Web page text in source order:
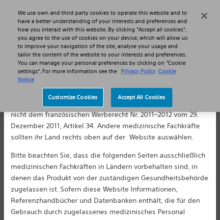
MENU
Haftungsausschluss
Für medizinische Fachkräfte in EUROPA ausgenommen in
Frankreich. Die folgenden Seiten sind für alle internationalen
medizinischen Fachkräfte bestimmt, entsprechen jedoch
nicht dem französischen Werberecht Nr. 2011–2012 vom 29.
Dezember 2011, Artikel 34. Andere medizinische Fachkräfte
sollten ihr Land rechts oben auf der Website auswählen.
Bitte beachten Sie, dass die folgenden Seiten ausschließlich
medizinischen Fachkräften in Ländern vorbehalten sind, in
denen das Produkt von der zuständigen Gesundheitsbehörde
zugelassen ist. Sofern diese Website Informationen,
Referenzhandbücher und Datenbanken enthält, die für den
Gebrauch durch zugelassenes medizinisches Personal
Was ist die Lasertherapie?
We use own and third party cookies to operate this website and to
have a better understanding of your interests and preferences and
how you interact with this website. By clicking "Accept all cookies",
you agree to the use of cookies on your device, which will allow us
to improve your navigation of the site, analyse your usage and
tailor the content of the website to your interests and preferences.
You can manage your personal preferences by clicking on "Cookie
settings". For more information see the Privacy Policy Cookie
Notice
Customize Cookies Accept All Cookies